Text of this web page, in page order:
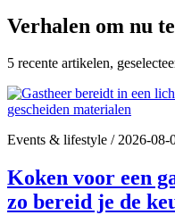
Verhalen om nu
5 recente artikelen,
Events & lifestyle /2026-08-
Koken voor een
zo bereid je de